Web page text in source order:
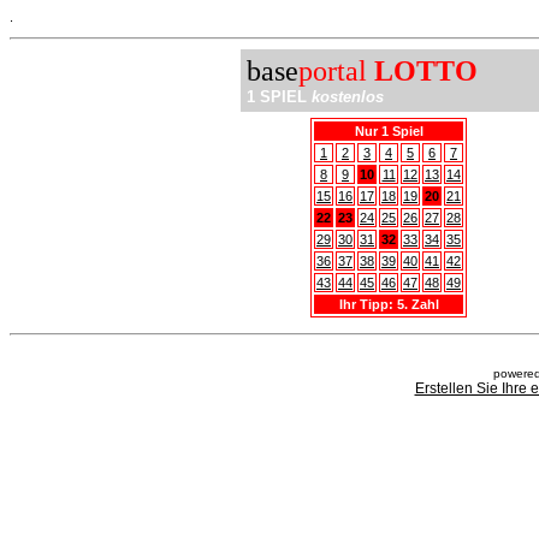
baseportal LOTTO
1 SPIEL kostenlos
Nur 1 Spiel
1
2 3 4 5 6
7
8
9 10 11 12 13 14
15 16 17 18 19 20 21
22 23 24 25 26 27 28
29 30 31 32 33 34 35
36 37 38 39 40 41
42
43 44 45 46 47 48 49
Ihr Tipp: 5. Zahl
Erstellen Sie Ihre